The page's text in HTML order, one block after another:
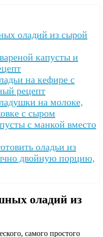
оладий из сырой
капусты и
на кефире с
рецепт
на молоке,
с сыром
с манкой вместо
оладьи из
двойную порцию,
оладий из
самого простого